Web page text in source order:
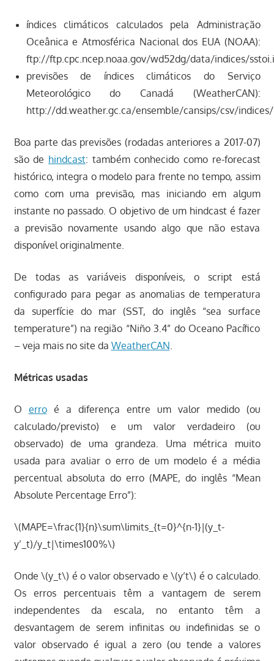
índices climáticos calculados pela Administração
Oceânica e Atmosférica Nacional dos EUA (NOAA):
ftp://ftp.cpc.ncep.noaa.gov/wd52dg/data/indices/
previsões de índices climáticos do Serviço
Meteorológico do Canadá (WeatherCAN):
http://dd.weather.gc.ca/ensemble/cansips/csv/
Boa parte das previsões (rodadas anteriores a 2017-07)
são de hindcast: também conhecido como re-forecast
histórico, integra o modelo para frente no tempo, assim
como com uma previsão, mas iniciando em algum
instante no passado. O objetivo de um hindcast é fazer
a previsão novamente usando algo que não estava
disponível originalmente.
De todas as variáveis disponíveis, o script está
configurado para pegar as anomalias de temperatura
da superfície do mar (SST, do inglês “sea surface
temperature”) na região “Niño 3.4” do Oceano Pacífico
– veja mais no site da WeatherCAN.
Métricas usadas
O erroé a diferença entre um valor medido (ou
calculado/previsto) e um valor verdadeiro (ou
observado) de uma grandeza. Uma métrica muito
usada para avaliar o erro de um modelo é a média
percentual absoluta do erro (MAPE, do inglês “Mean
Absolute Percentage Erro”):
\(MAPE=\frac{1}{n}\sum\limits_{t=0}^{n-1}|(y_t-
y’_t)/y_t|\times100%\)
Onde \(y_t\) é o valor observado e \(y’t\) é o calculado.
Os erros percentuais têm a vantagem de serem
independentes da escala, no entanto têm a
desvantagem de serem infinitas ou indefinidas se o
valor observado é igual a zero (ou tende a valores